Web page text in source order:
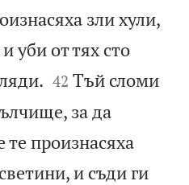
зли хули,
уби от тях сто


42 Тъй сломи
за да
те произнасяха
и съди ги